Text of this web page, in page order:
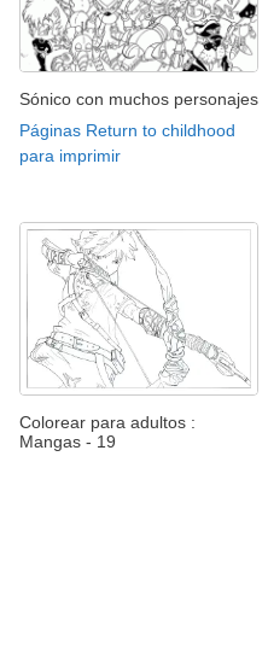
Sónico con muchos personajes
Páginas Return to childhood
para imprimir
Colorear para adultos :
Mangas - 19